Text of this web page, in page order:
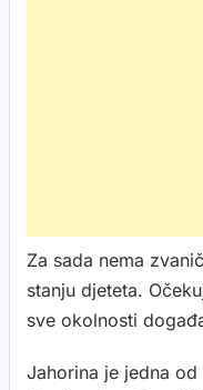
Za sada nema
stanju djeteta.
sve okolnosti
Jahorina je jedna